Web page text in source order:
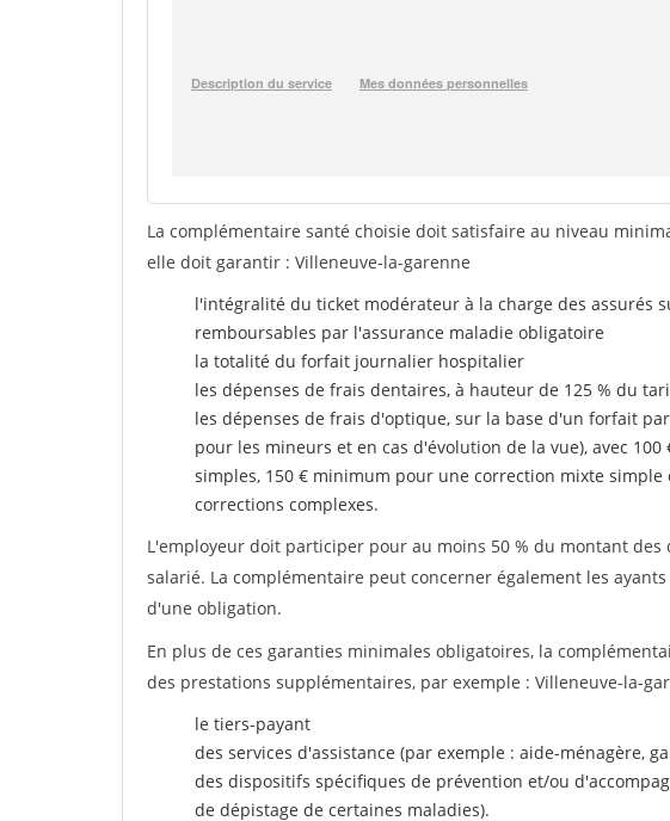
La complémentaire santé choisie doit satisfaire au niveau
elle doit garantir : Villeneuve-la-garenne
l'intégralité du ticket modérateur à la charge des assurés
remboursables par l'assurance maladie obligatoire
la totalité du forfait journalier hospitalier
les dépenses de frais dentaires, à hauteur de 125 % du
les dépenses de frais d'optique, sur la base d'un forfait
pour les mineurs et en cas d'évolution de la vue), avec
simples, 150 € minimum pour une correction mixte
corrections complexes.
L'employeur doit participer pour au moins 50 % du montant des
salarié. La complémentaire peut concerner également les
d'une obligation.
En plus de ces garanties minimales obligatoires, la
des prestations supplémentaires, par exemple : Villeneuve-la-
le tiers-payant
des services d'assistance (par exemple : aide-ménagère,
des dispositifs spécifiques de prévention et/ou
de dépistage de certaines maladies).